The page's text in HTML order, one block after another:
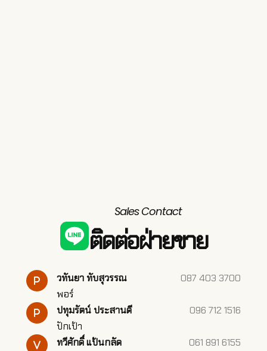
Sales Contact
ติดต่อฝ่ายขาย
วทันยา ทับสุวรรณ
พอร์
087 403 3700
ปทุมรัตน์ ประสานดี
ปักเป้า
096 712 1516
ทวีศักดิ์ แป้นกลัด
061 891 6155